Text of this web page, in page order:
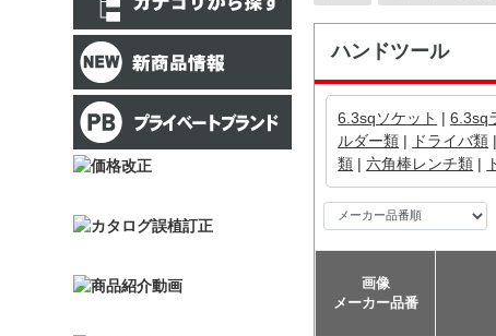
ハンドツール
6.3sqソケット | 6.3sq
ルダー類 | ドライバ類 |
類 | 六角棒レンチ類 |
画像
メーカー品番